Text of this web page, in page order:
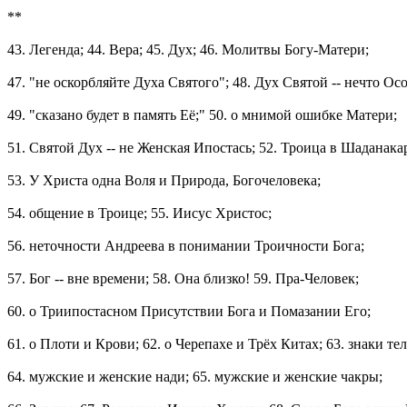
**
43. Легенда; 44. Вера; 45. Дух; 46. Молитвы Богу-Матери;
47. "не оскорбляйте Духа Святого"; 48. Дух Святой -- нечто
49. "сказано будет в память Её;" 50. о мнимой ошибке Матери;
51. Святой Дух -- не Женская Ипостась; 52. Троица в
53. У Христа одна Воля и Природа, Богочеловека;
54. общение в Троице; 55. Иисус Христос;
56. неточности Андреева в понимании Троичности Бога;
57. Бог -- вне времени; 58. Она близко! 59. Пра-Человек;
60. о Триипостасном Присутствии Бога и Помазании Его;
61. о Плоти и Крови; 62. о Черепахе и Трёх Китах; 63. знаки
64. мужские и женские нади; 65. мужские и женские чакры;